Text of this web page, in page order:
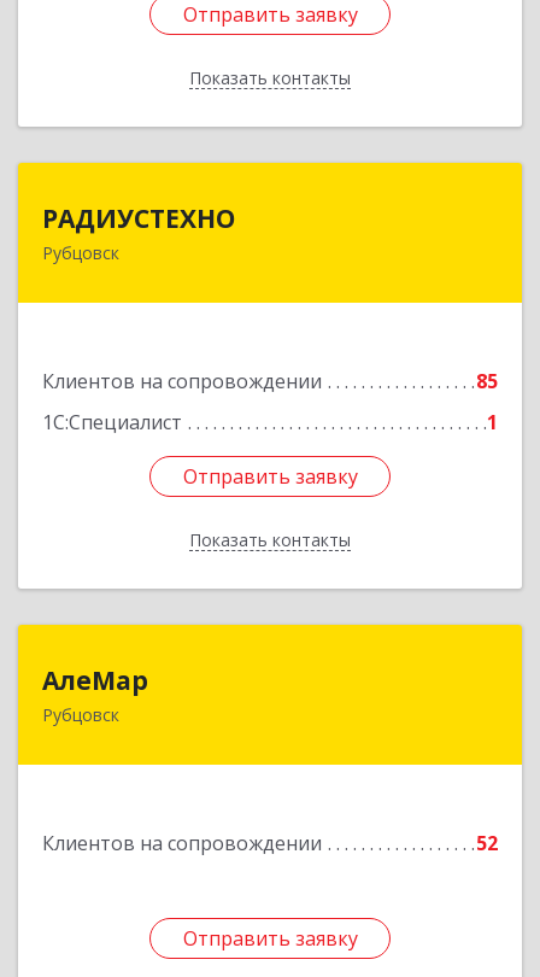
Отправить заявку
Показать контакты
Отправить заявку
Назад
РАДИУСТЕХНО
Рубцовск
Клиентов на сопровождении
85
1С:Специалист
1
Отправить заявку
Показать контакты
658225, Алтайский край, Рубцовск г, Ленина пр-
Отправить заявку
Назад
АлеМар
Рубцовск
Клиентов на сопровождении 52
Отправить заявку
Отправить заявку